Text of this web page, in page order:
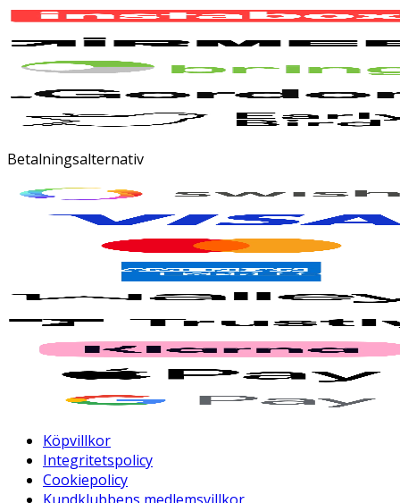
Betalningsalternativ
Köpvillkor
Integritetspolicy
Cookiepolicy
Kundklubbens medlemsvillkor